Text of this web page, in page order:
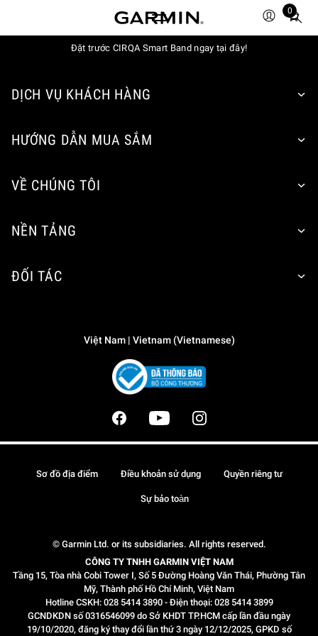
0
Total
Đặt trước CIRQA Smart Band ngay tại đây!
DỊCH VỤ KHÁCH HÀNG
HƯỚNG DẪN MUA SẮM
VỀ CHÚNG TÔI
NỀN TẢNG
ĐỐI TÁC
Việt Nam | Vietnam (Vietnamese)
© Garmin Ltd. or its subsidiaries. All rights reserved.
CÔNG TY TNHH GARMIN VIỆT NAM
Tầng 15, Tòa nhà Cobi Tower I, Số 5 Đường Hoàng Văn Thái, Phường Tân
Mỹ, Thành phố Hồ Chí Minh, Việt Nam
Hotline CSKH: 028 5414 3890 - Điện thoại: 028 5414 3899
GCNDKDN số 0316546099 do Sở KHDT TP.HCM cấp lần đầu ngày
19/10/2020, đăng ký thay đổi lần thứ 3 ngày 12/12/2025, GPKD số
Sơ đồ địa điểm Điều khoản sử dụng Quyền riêng tư
Sự bảo toàn